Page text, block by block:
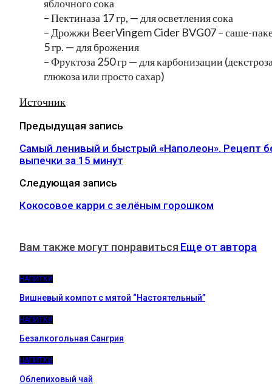
яблочного сока
– Пектиназа 17 гр, — для осветления сока
– Дрожжи BeerVingem Cider BVG07 – саше-
5 гр. — для брожения
– Фруктоза 250 гр — для карбонизации
глюкоза или просто сахар)
Источник
Предыдущая запись
Самый ленивый и быстрый «Наполеон». Рецепт
выпечки за 15 минут
Следующая запись
Кокосовое карри с зелёным горошком
Вам также могут понравиться Еще от автора
НАПИТКИ
Вишневый компот с мятой “Настоятельный”
НАПИТКИ
Безалкогольная Сангрия
НАПИТКИ
Облепиховый чай